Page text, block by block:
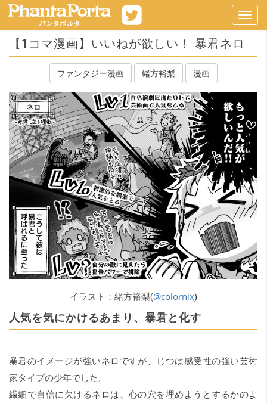
【1コマ漫画】いいねが欲しい！ 暴君ネロ
ファンタジー漫画 緒方裕梨 漫画
イラスト：緒方裕梨(@colornix)
人気を気にかけるあまり、暴君と化す
暴君のイメージが強いネロですが、じつは感受性の強い芸術
家タイプの少年でした。
繊細で自信に欠けるネロは、心の穴を埋めようとするかのよ